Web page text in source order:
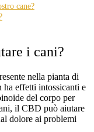
cane?
i cani?
nella pianta di
effetti intossicanti e
del corpo per
il CBD può aiutare
dolore ai problemi